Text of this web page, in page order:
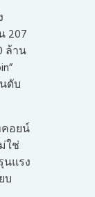
207
ล้าน
ดับ
อยน์
ใช่
นแรง
บ